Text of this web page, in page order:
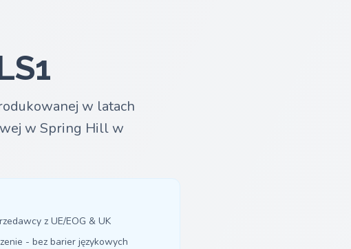
w latach
w Spring Hill w
z UE/EOG & UK
- bez barier językowych